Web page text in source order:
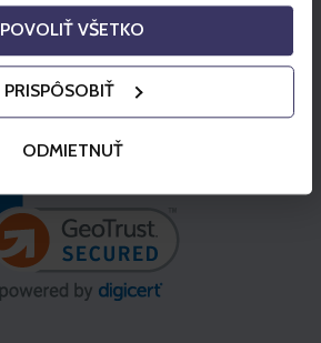
POVOLIŤ VŠETKO
PRISPÔSOBIŤ
ODMIETNUŤ